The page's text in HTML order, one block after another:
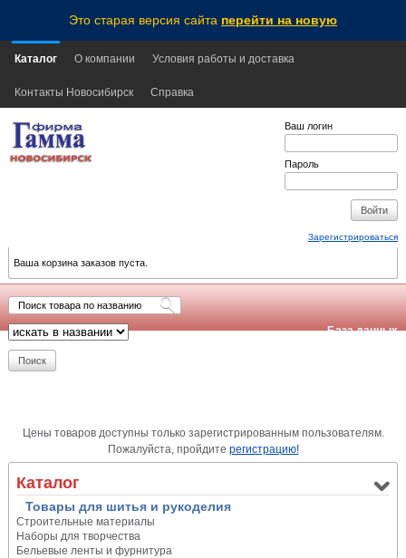
Это старая версия сайта перейти на новую
Каталог О компании Условия работы и доставка
Контакты Новосибирск Справка
Ваш логин
Пароль
Зарегистрироваться
Ваша корзина заказов пуста.
База данных
Цены товаров доступны только зарегистрированным пользователям.
Пожалуйста, пройдите регистрацию!
Каталог
Товары для шитья и рукоделия
Строительные материалы
Наборы для творчества
Бельевые ленты и фурнитура